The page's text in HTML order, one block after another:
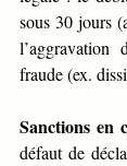
sous 30 jours
fraude (ex.
Sanctions en
défaut de